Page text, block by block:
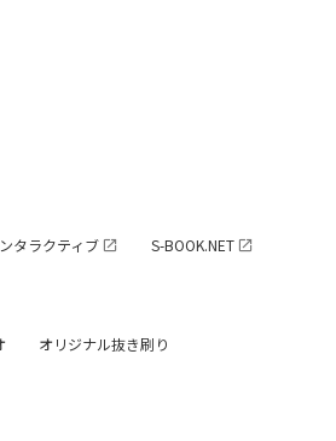
タラクティブ S-BOOK.NET
オリジナル抜き刷り